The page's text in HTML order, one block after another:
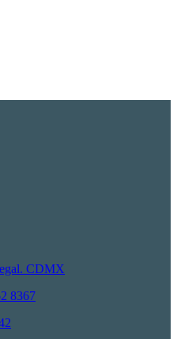
CDMX
8367